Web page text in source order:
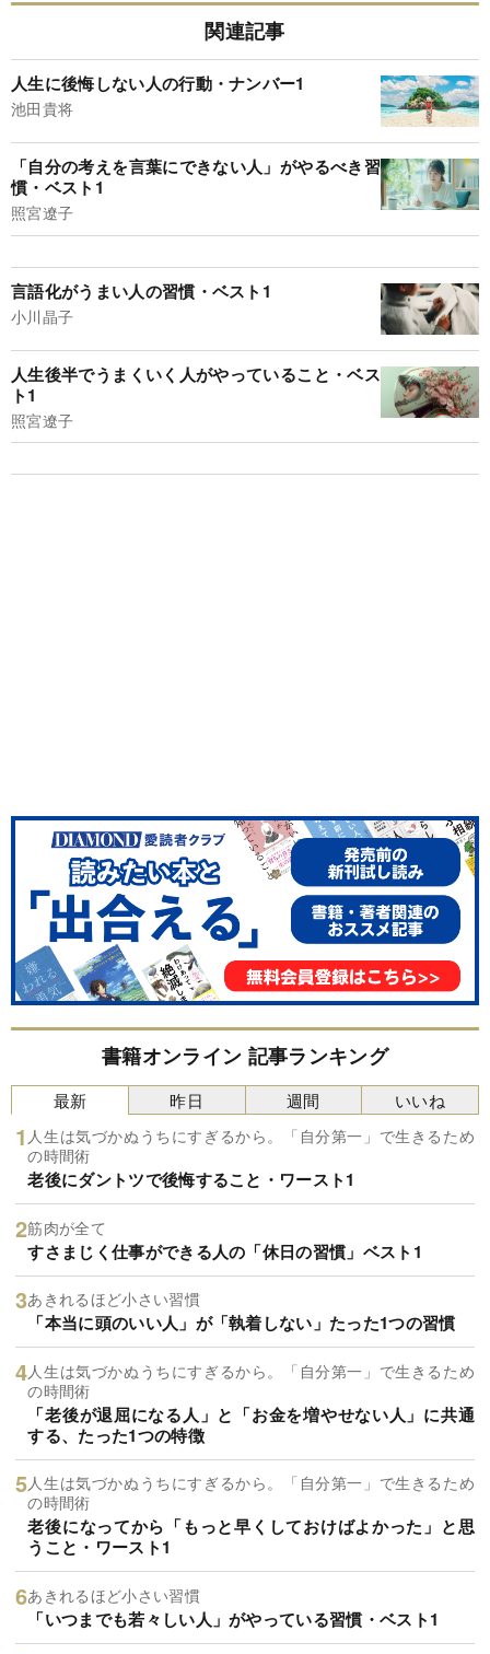
関連記事
人生に後悔しない人の行動・ナンバー1
池田貴将
「自分の考えを言葉にできない人」がやるべき習
慣・ベスト1
照宮遼子
言語化がうまい人の習慣・ベスト1
小川晶子
人生後半でうまくいく人がやっていること・ベス
ト1
照宮遼子
書籍オンライン 記事ランキング
最新
人生は気づかぬうちにすぎるから。「自分第一」で生きるため
の時間術
老後にダントツで後悔すること・ワースト1
筋肉が全て
すさまじく仕事ができる人の「休日の習慣」ベスト1
あきれるほど小さい習慣
「本当に頭のいい人」が「執着しない」たった1つの習慣
人生は気づかぬうちにすぎるから。「自分第一」で生きるため
の時間術
「老後が退屈になる人」と「お金を増やせない人」に共通
する、たった1つの特徴
人生は気づかぬうちにすぎるから。「自分第一」で生きるため
の時間術
老後になってから「もっと早くしておけばよかった」と思
うこと・ワースト1
あきれるほど小さい習慣
「いつまでも若々しい人」がやっている習慣・ベスト1
昨日 週間 いいね